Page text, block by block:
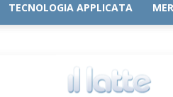
TECNOLOGIA APPLICATA